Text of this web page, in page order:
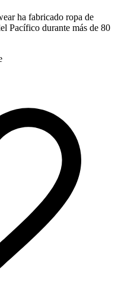
ha fabricado ropa de
Pacífico durante más de 80